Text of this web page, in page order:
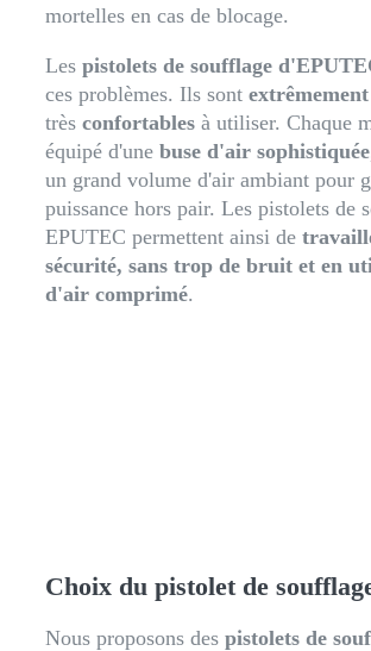
mortelles en cas de blocage.
Les pistolets de soufflage
ces problèmes. Ils sont
très confortables à utiliser. Chaque
équipé d'une buse d'air sophistiquée
un grand volume d'air ambiant pour
puissance hors pair. Les pistolets de
EPUTEC permettent ainsi de
sécurité, sans trop de bruit et en
d'air comprimé.
Choix du pistolet de
Nous proposons des pistolets de